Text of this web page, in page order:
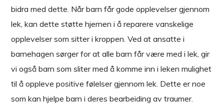
bidra med dette. Når barn får gode opplevelser gjennom
lek, kan dette støtte hjernen i å reparere vanskelige
opplevelser som sitter i kroppen. Ved at ansatte i
barnehagen sørger for at alle barn får være med i lek, gir
vi også barn som sliter med å komme inn i leken mulighet
til å oppleve positive følelser gjennom lek. Dette er noe
som kan hjelpe barn i deres bearbeiding av traumer.